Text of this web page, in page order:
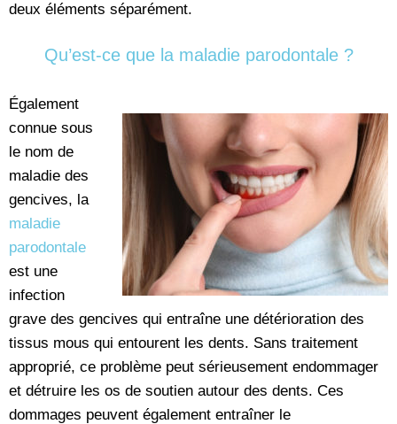
deux éléments séparément.
Qu’est-ce que la maladie parodontale ?
Également
connue sous
le nom de
maladie des
gencives, la
maladie
parodontale
est une
infection
grave des gencives qui entraîne une détérioration des
tissus mous qui entourent les dents. Sans traitement
approprié, ce problème peut sérieusement endommager
et détruire les os de soutien autour des dents. Ces
dommages peuvent également entraîner le